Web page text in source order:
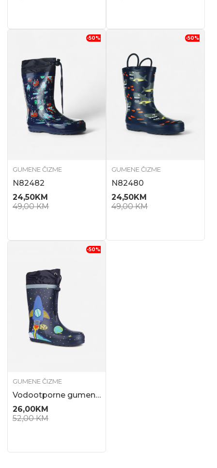
-50%
GUMENE ČIZME
N82482
24,50KM
49,00KM
-50%
GUMENE ČIZME
N82480
24,50KM
49,00KM
-50%
GUMENE ČIZME
Vodootporne gumene čizme za dječake
26,00KM
52,00KM